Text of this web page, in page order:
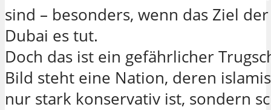
sind – besonders, wenn das Ziel
Dubai es tut.
Doch das ist ein gefährlicher
Bild steht eine Nation, deren
nur stark konservativ ist, sondern